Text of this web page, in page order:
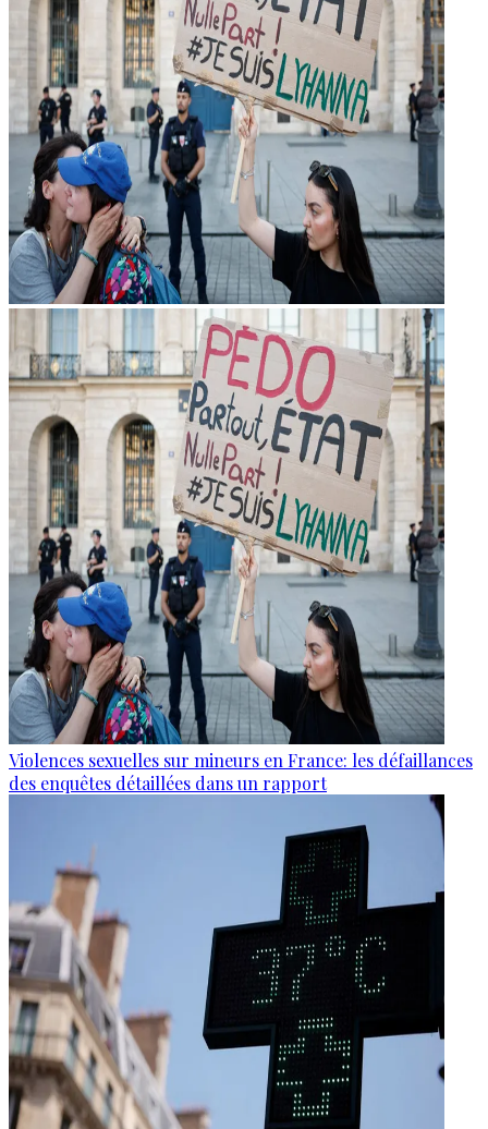
Violences sexuelles sur mineurs en France: les défaillances
des enquêtes détaillées dans un rapport